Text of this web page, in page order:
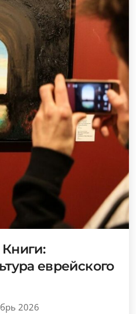
еврейского
2026